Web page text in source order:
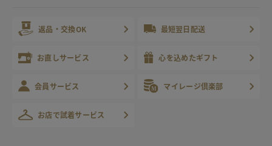
返品・交換OK 最短翌日配送
お直しサービス 心を込めたギフト
会員サービス マイレージ倶楽部
お店で試着サービス